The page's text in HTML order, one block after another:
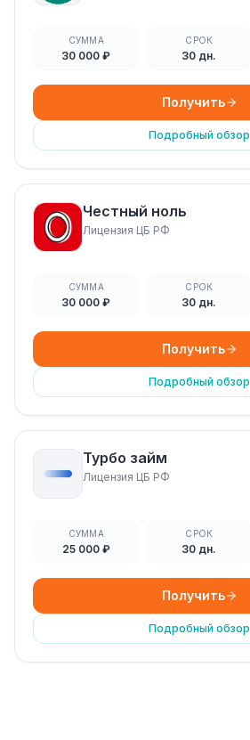
СУММА
30 000 ₽
СРОК
30 дн.
Получить
Подробный обзор
Честный ноль
Лицензия ЦБ РФ
СУММА
30 000 ₽
СРОК
30 дн.
Получить
Подробный обзор
Турбо займ
Лицензия ЦБ РФ
СУММА
25 000 ₽
СРОК
30 дн.
Получить
Подробный обзор